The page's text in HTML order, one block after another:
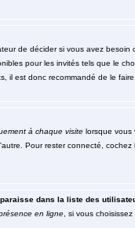
de décider si vous avez
pour les invités tels que le
il est donc recommandé de le
à chaque visitelorsque vous
Pour rester connecté,
dans la liste des
en ligne, si vous choisissez